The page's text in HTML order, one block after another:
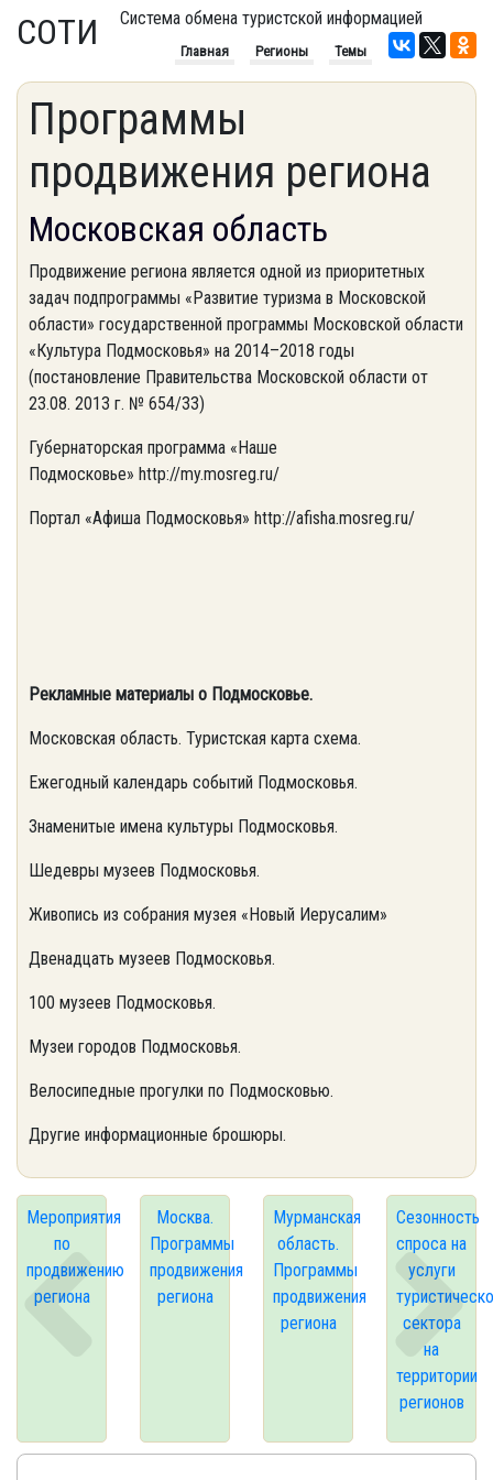
СОТИ Система обмена туристской информацией
Главная Регионы Темы
Программы
продвижения региона
Московская область
Продвижение региона является одной из приоритетных
задач подпрограммы «Развитие туризма в Московской
области» государственной программы Московской области
«Культура Подмосковья» на 2014–2018 годы
(постановление Правительства Московской области от
23.08. 2013 г. № 654/33)
Губернаторская программа «Наше
Подмосковье» http://my.mosreg.ru/
Портал «Афиша Подмосковья» http://afisha.mosreg.ru/
Рекламные материалы о Подмосковье.
Московская область. Туристская карта схема.
Ежегодный календарь событий Подмосковья.
Знаменитые имена культуры Подмосковья.
Шедевры музеев Подмосковья.
Живопись из собрания музея «Новый Иерусалим»
Двенадцать музеев Подмосковья.
100 музеев Подмосковья.
Музеи городов Подмосковья.
Велосипедные прогулки по Подмосковью.
Другие информационные брошюры.
Мероприятия
по
продвижению
региона
Москва.
Программы
продвижения
региона
Мурманская
область.
Программы
продвижения
региона
Сезонность
спроса на
услуги
сектора
на
территории
регионов